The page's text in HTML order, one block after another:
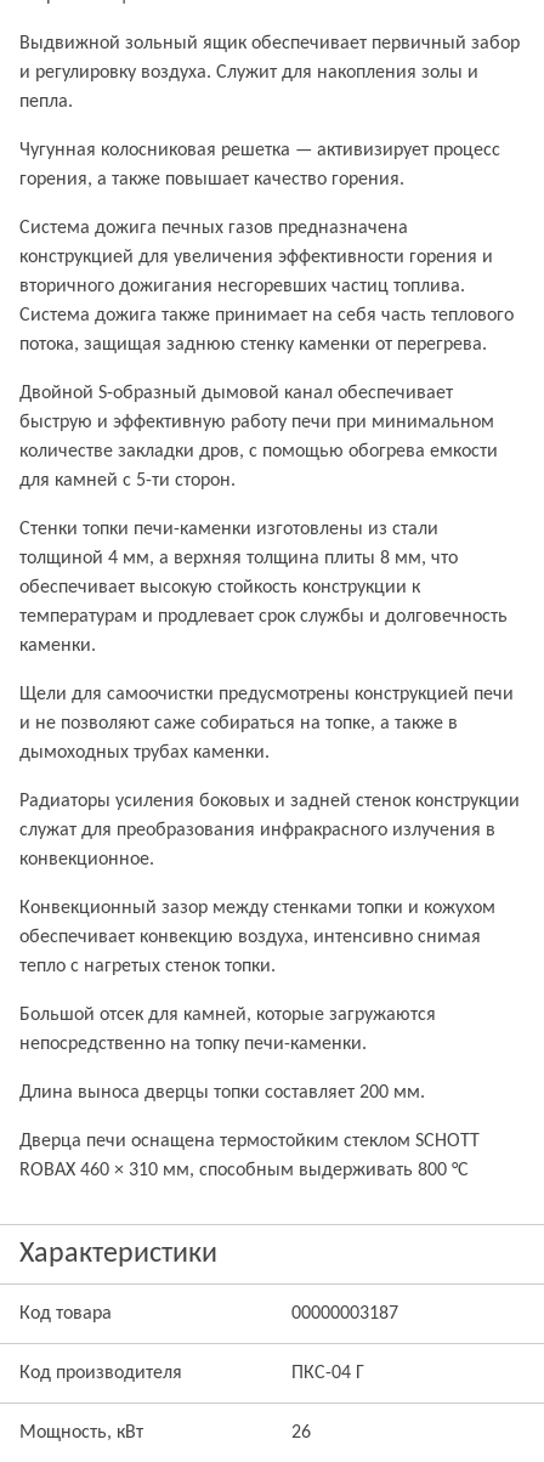
Выдвижной зольный ящик обеспечивает первичный забор
и регулировку воздуха. Служит для накопления золы и
пепла.
Чугунная колосниковая решетка — активизирует процесс
горения, а также повышает качество горения.
Система дожига печных газов предназначена
конструкцией для увеличения эффективности горения и
вторичного дожигания несгоревших частиц топлива.
Система дожига также принимает на себя часть теплового
потока, защищая заднюю стенку каменки от перегрева.
Двойной S-образный дымовой канал обеспечивает
быструю и эффективную работу печи при минимальном
количестве закладки дров, с помощью обогрева емкости
для камней с 5-ти сторон.
Стенки топки печи-каменки изготовлены из стали
толщиной 4 мм, а верхняя толщина плиты 8 мм, что
обеспечивает высокую стойкость конструкции к
температурам и продлевает срок службы и долговечность
каменки.
Щели для самоочистки предусмотрены конструкцией печи
и не позволяют саже собираться на топке, а также в
дымоходных трубах каменки.
Радиаторы усиления боковых и задней стенок конструкции
служат для преобразования инфракрасного излучения в
конвекционное.
Конвекционный зазор между стенками топки и кожухом
обеспечивает конвекцию воздуха, интенсивно снимая
тепло с нагретых стенок топки.
Большой отсек для камней, которые загружаются
непосредственно на топку печи-каменки.
Длина выноса дверцы топки составляет 200 мм.
Дверца печи оснащена термостойким стеклом SCHOTT
ROBAX 460 × 310 мм, способным выдерживать 800 °С
Характеристики
Код товара 00000003187
Код производителя ПКС-04 Г
Мощность, кВт 26